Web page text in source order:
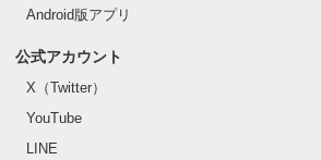
Android版アプリ
公式アカウント
X（Twitter）
YouTube
LINE